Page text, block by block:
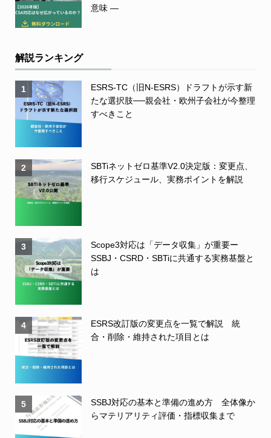
意味 ―
解説ランキング
1
ESRS-TC（旧N-ESRS）ドラフトが示す新
たな選択肢──親会社・欧州子会社が今整理
すべきこと
2
SBTiネットゼロ基準V2.0決定版：変更点、
移行スケジュール、実務ポイントを解説
3
Scope3対応は「データ収集」が重要ー
SSBJ・CSRD・SBTiに共通する実務基盤と
は
4
ESRS改訂版の変更点を一覧で解説 統
合・削除・維持された項目とは
5
SSBJ対応の基本と準備の進め方 全体像か
らマテリアリティ評価・指標収集まで